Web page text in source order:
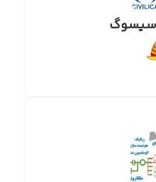
سیسوگ